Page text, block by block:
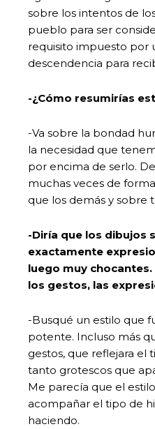
sobre los intentos de
pueblo para ser
requisito impuesto por
descendencia para
-¿Cómo resumirías
-Va sobre la bondad
la necesidad que
por encima de serlo.
muchas veces de
que los demás y sobre
-Diría que los dibujos
exactamente
luego muy
los gestos, las
-Busqué un estilo que
potente. Incluso más
gestos, que reflejara el
tanto grotescos que
Me parecía que el
acompañar el tipo de
haciendo.